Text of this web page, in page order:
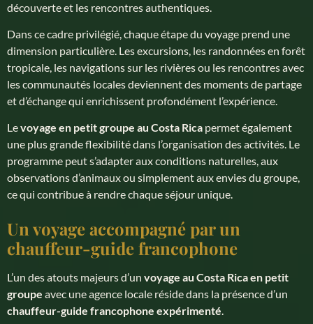
découverte et les rencontres authentiques.
Dans ce cadre privilégié, chaque étape du voyage prend une
dimension particulière. Les excursions, les randonnées en forêt
tropicale, les navigations sur les rivières ou les rencontres avec
les communautés locales deviennent des moments de partage
et d’échange qui enrichissent profondément l’expérience.
Levoyage en petit groupe au Costa Rica permet également
une plus grande flexibilité dans l’organisation des activités. Le
programme peut s’adapter aux conditions naturelles, aux
observations d’animaux ou simplement aux envies du groupe,
ce qui contribue à rendre chaque séjour unique.
Un voyage accompagné par un
chauffeur-guide francophone
L’un des atouts majeurs d’un voyage au Costa Rica en petit
groupe avec une agence locale réside dans la présence d’un
chauffeur-guide francophone expérimenté